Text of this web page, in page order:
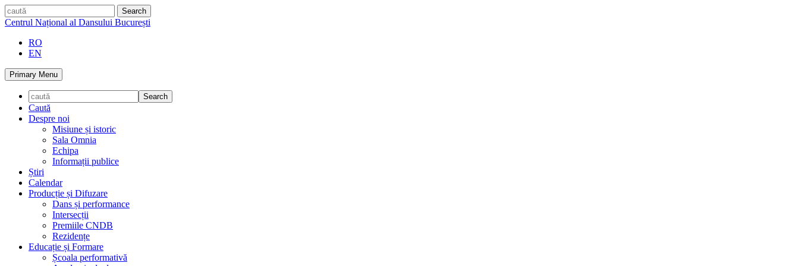
Skip
to
caută
Centrul Național al Dansului București
RO
EN
Primary Menu
Caută
Despre noi
Misiune și istoric
Sala Omnia
Echipa
Informații publice
Știri
Calendar
Producție și Difuzare
Dans și performance
Intersecții
Premiile CNDB
Rezidențe
Educație și Formare
Școala performativă